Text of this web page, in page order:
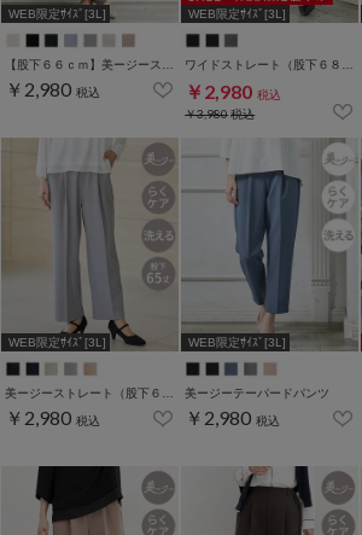
WEB限定ｻｲｽﾞ[3L]
【股下６６ｃｍ】美ージーストレート(股下63/66/69cm展開)
￥2,980 税込
WEB限定ｻｲｽﾞ[3L]
ワイドストレート（股下６８ｃｍ）
￥2,980 税込
￥3,980税込
WEB限定ｻｲｽﾞ[3L]
￥2,980 税込
WEB限定ｻｲｽﾞ[3L]
美ージーテーパードパンツ
￥2,980 税込